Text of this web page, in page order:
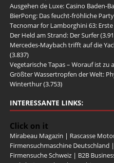
Ausgehen de Luxe: Casino Baden-
BierPong: Das feucht-fröhliche
Tecnomar for Lamborghini 63:
Der Held am Strand: Der Surfer
Mercedes-Maybach trifft auf die
(3.837)
Vegetarische Tapas – Worauf ist zu
Größter Wassertropfen der Welt:
Winterthur(3.753)
INTERESSANTE LINKS:
Click on it
Mirabeau Magazin | Rascasse
Firmensuchmaschine Deutschland |
Firmensuche Schweiz | B2B